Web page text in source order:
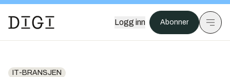
Logg inn Abonner
IT-BRANSJEN